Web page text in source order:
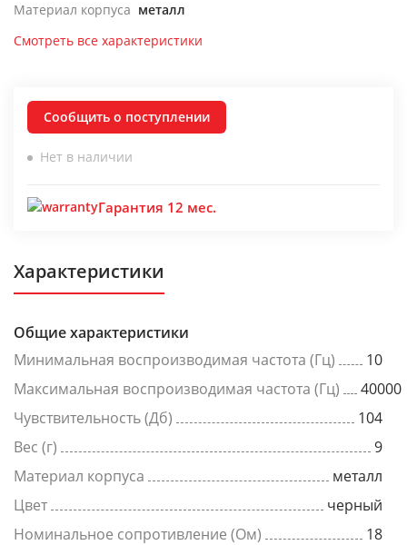
Материал корпуса металл
Смотреть все характеристики
Сообщить о поступлении
Нет в наличии
Гарантия 12 мес.
Характеристики
Общие характеристики
Минимальная воспроизводимая частота (Гц)
10
Максимальная воспроизводимая частота (Гц)
40000
Чувствительность (Дб)
104
Вес (г)
9
Материал корпуса
металл
Цвет
черный
Номинальное сопротивление (Ом)
18